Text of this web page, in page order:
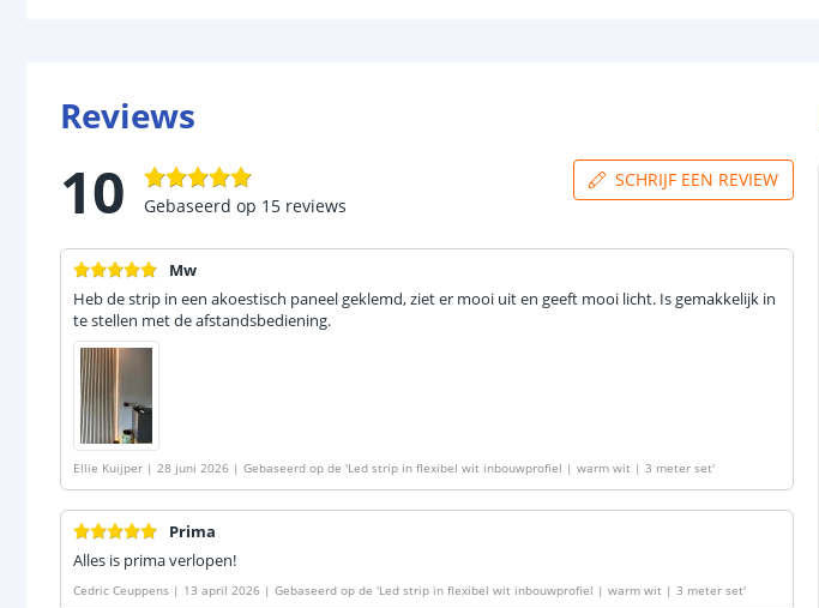
Reviews
10 Gebaseerd op 15 reviews
SCHRIJF EEN REVIEW
Mw
Heb de strip in een akoestisch paneel geklemd, ziet er mooi uit en geeft mooi licht. Is gemakkelijk in
te stellen met de afstandsbediening.
Ellie Kuijper | 28 juni 2026 | Gebaseerd op de 'Led strip in flexibel wit inbouwprofiel | warm wit | 3 meter set'
Prima
Alles is prima verlopen!
Cedric Ceuppens | 13 april 2026 | Gebaseerd op de 'Led strip in flexibel wit inbouwprofiel | warm wit | 3 meter set'